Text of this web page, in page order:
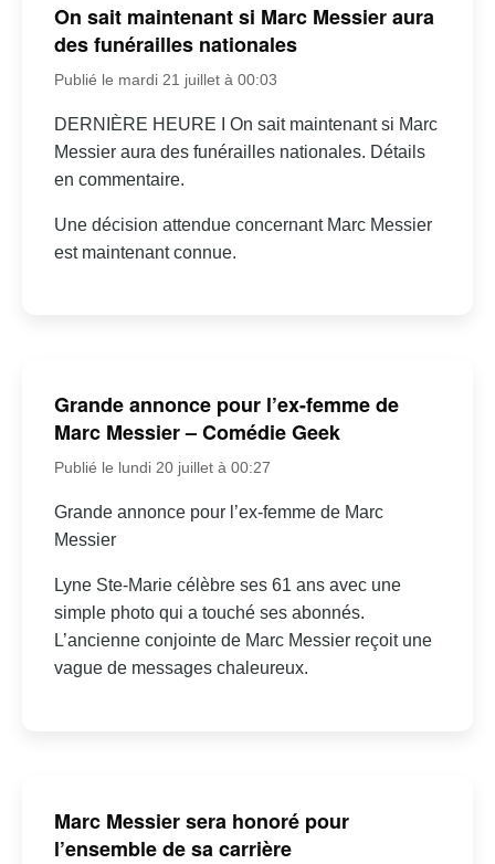
On sait maintenant si Marc Messier aura
des funérailles nationales
Publié le mardi 21 juillet à 00:03
DERNIÈRE HEURE I On sait maintenant si Marc
Messier aura des funérailles nationales. Détails
en commentaire.
Une décision attendue concernant Marc Messier
est maintenant connue.
Grande annonce pour l’ex-femme de
Marc Messier – Comédie Geek
Publié le lundi 20 juillet à 00:27
Grande annonce pour l’ex-femme de Marc
Messier
Lyne Ste-Marie célèbre ses 61 ans avec une
simple photo qui a touché ses abonnés.
L’ancienne conjointe de Marc Messier reçoit une
vague de messages chaleureux.
Marc Messier sera honoré pour
l’ensemble de sa carrière